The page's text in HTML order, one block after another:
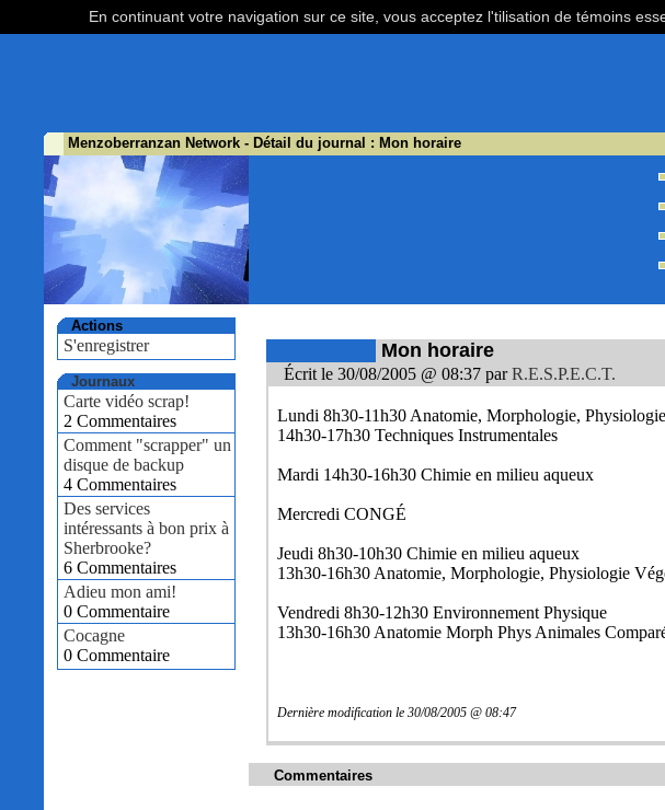
Menzoberranzan Network - Détail du journal : Mon horaire
Actions
S'enregistrer
Journaux
Carte vidéo scrap!
2 Commentaires
Comment "scrapper" un
disque de backup
4 Commentaires
Des services
intéressants à bon prix à
Sherbrooke?
6 Commentaires
Adieu mon ami!
0 Commentaire
Cocagne
0 Commentaire
Mon horaire
Écrit le 30/08/2005 @ 08:37 parR.E.S.P.E.C.T.
Lundi 8h30-11h30 Anatomie, Morphologie,
14h30-17h30 Techniques Instrumentales
Mardi 14h30-16h30 Chimie en milieu aqueux
Mercredi CONGÉ
Jeudi 8h30-10h30 Chimie en milieu aqueux
13h30-16h30 Anatomie, Morphologie, Physiologie
Vendredi 8h30-12h30 Environnement Physique
13h30-16h30 Anatomie Morph Phys Animales
Dernière modification le 30/08/2005 @ 08:47
Commentaires
En continuant votre navigation sur ce site, vous acceptez l'tilisation de témoins